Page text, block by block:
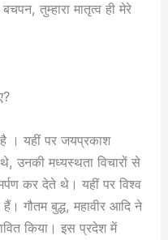
तुम्हारा मातृत्व ही मेरे
है । यहीं पर जयप्रकाश
उनकी मध्यस्थता विचारों से
कर देते थे। यहीं पर विश्व
हैं। गौतम बुद्ध, महावीर आदि ने
किया। इस प्रदेश में